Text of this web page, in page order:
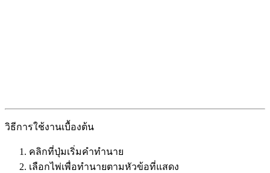
วิธีการใช้งานเบื้องต้น
คลิกที่ปุ่มเริ่มคำทำนาย
เลือกไพ่เพื่อทำนายตามหัวข้อที่แสดง